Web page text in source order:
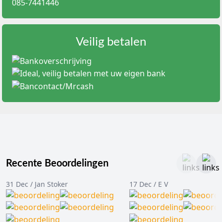
085-7441446
Veilig betalen
Draagcomfort:
die niet snijden, wat het draaggemak tijdens een lange
werkdag vergroot.
Vrij van glasvezel en latex, waardoor de
kans op allergische reacties minimaal is.
Professionele uitstraling:
medische kleuren zoals blauw, wit en zwart voor een
uniforme uitstraling in de praktijk.
Bescherming tegen spatten en nevel
tijdens dentale behandelingen.
verzorging van patiënten met infectieziekten die via de
lucht worden overgedragen.
Maten, varianten en filtermogelijkheden
Recente Beoordelingen
31 Dec / Jan Stoker 17 Dec / E V